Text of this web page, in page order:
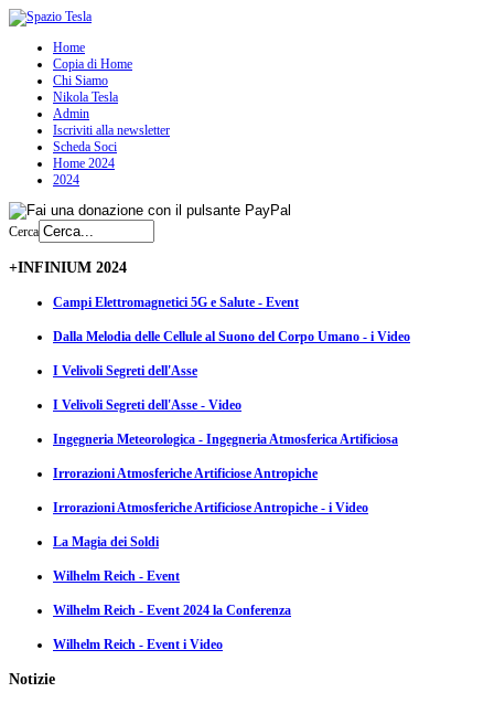
Home
Copia di Home
Chi Siamo
Nikola Tesla
Admin
Iscriviti alla newsletter
Scheda Soci
Home 2024
2024
Cerca
+INFINIUM 2024
Campi Elettromagnetici 5G e Salute - Event
Dalla Melodia delle Cellule al Suono del Corpo Umano - i Video
I Velivoli Segreti dell'Asse
I Velivoli Segreti dell'Asse - Video
Ingegneria Meteorologica - Ingegneria Atmosferica Artificiosa
Irrorazioni Atmosferiche Artificiose Antropiche
Irrorazioni Atmosferiche Artificiose Antropiche - i Video
La Magia dei Soldi
Wilhelm Reich - Event
Wilhelm Reich - Event 2024 la Conferenza
Wilhelm Reich - Event i Video
Notizie